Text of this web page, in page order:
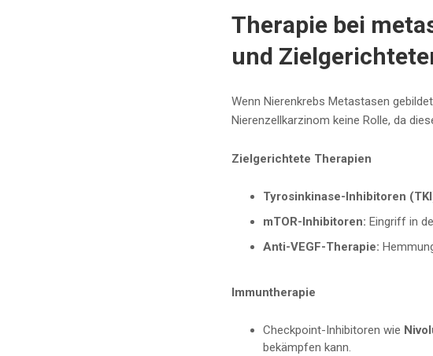
Therapie bei
und
Wenn Nierenkrebs Metastasen
Nierenzellkarzinom keine Rolle, da
Zielgerichtete Therapien
Tyrosinkinase-Inhibitoren
mTOR-Inhibitoren: Eingriff in
Anti-VEGF-Therapie:
Immuntherapie
Checkpoint-Inhibitoren wie
bekämpfen kann.